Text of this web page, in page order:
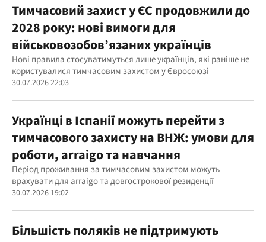
Тимчасовий захист у ЄС продовжили до
2028 року: нові вимоги для
військовозобов’язаних українців
Нові правила стосуватимуться лише українців, які раніше не
користувалися тимчасовим захистом у Євросоюзі
30.07.2026 22:03
Українці в Іспанії можуть перейти з
тимчасового захисту на ВНЖ: умови для
роботи, arraigo та навчання
Період проживання за тимчасовим захистом можуть
врахувати для arraigo та довгострокової резиденції
30.07.2026 19:02
Більшість поляків не підтримують